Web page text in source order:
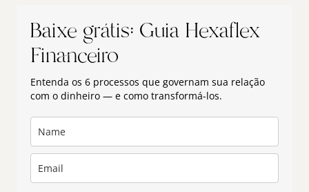
Baixe grátis: Guia Hexaflex
Financeiro
Entenda os 6 processos que governam sua relação
com o dinheiro — e como transformá-los.